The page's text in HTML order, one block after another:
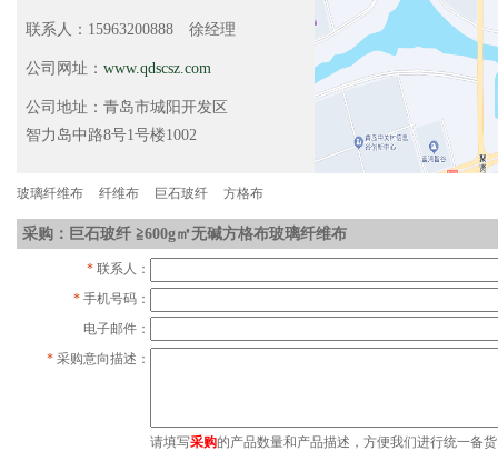
联系人：15963200888 徐经理
公司网址： www.qdscsz.com
公司地址：青岛市城阳开发区
智力岛中路8号1号楼1002
玻璃纤维布 纤维布 巨石玻纤 方格布
采购：巨石玻纤 ≧600g㎡无碱方格布玻璃纤维布
* 联系人：
* 手机号码：
电子邮件：
* 采购意向描述：
请填写采购的产品数量和产品描述，方便我们进行统一备